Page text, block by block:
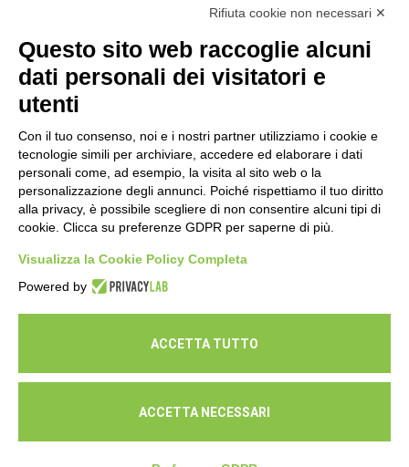
Esami di laboratorio preventivi
cura della propria salute
16 Luglio 2026
© Cooperativa L'Ovile. Iscr.Reg.Imp.R.E. e P.IVA 01541120356 -
Rifiuta cookie non necessari ✕
Questo sito web raccoglie alcuni
dati personali dei visitatori e
utenti
Con il tuo consenso, noi e i nostri partner utilizziamo i cookie e
tecnologie simili per archiviare, accedere ed elaborare i dati
personali come, ad esempio, la visita al sito web o la
personalizzazione degli annunci. Poiché rispettiamo il tuo diritto
alla privacy, è possibile scegliere di non consentire alcuni tipi di
cookie. Clicca su preferenze GDPR per saperne di più.
Visualizza la Cookie Policy Completa
Powered by
ACCETTA TUTTO
ACCETTA NECESSARI